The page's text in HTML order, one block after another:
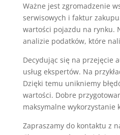
Ważne jest zgromadzenie
serwisowych i faktur
wartości pojazdu na rynku.
analizie podatków, które
Decydując się na przejęcie
usług ekspertów. Na
Dzięki temu unikniemy
wartości. Dobre
maksymalne wykorzystanie
Zapraszamy do kontaktu z